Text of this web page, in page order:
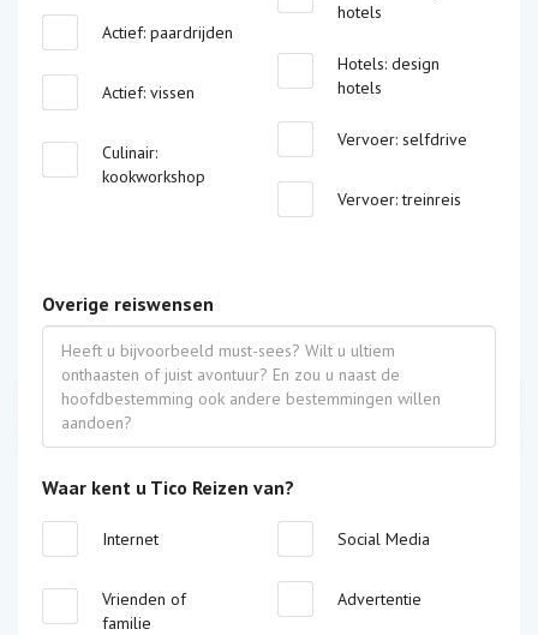
Actief: paardrijden
Actief: vissen
Culinair:
kookworkshop
hotels
Hotels: design
hotels
Vervoer: selfdrive
Vervoer: treinreis
Overige reiswensen
Waar kent u Tico Reizen van?
Internet
Vrienden of
familie
Social Media
Advertentie